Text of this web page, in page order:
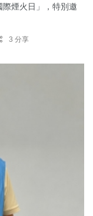
煙火日」，特別邀
3 分享